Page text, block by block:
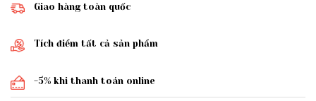
Giao hàng toàn quốc
Tích điểm tất cả sản phẩm
-5% khi thanh toán online